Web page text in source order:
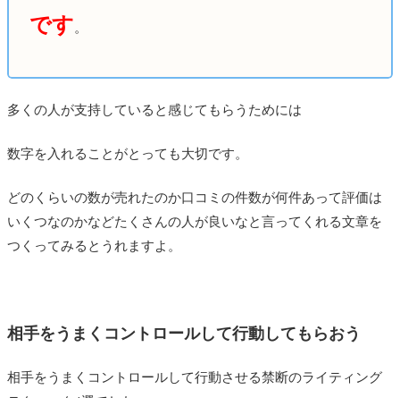
です。
多くの人が支持していると感じてもらうためには
数字を入れることがとっても大切です。
どのくらいの数が売れたのか口コミの件数が何件あって評価は
いくつなのかなどたくさんの人が良いなと言ってくれる文章を
つくってみるとうれますよ。
相手をうまくコントロールして行動してもらおう
相手をうまくコントロールして行動させる禁断のライティング